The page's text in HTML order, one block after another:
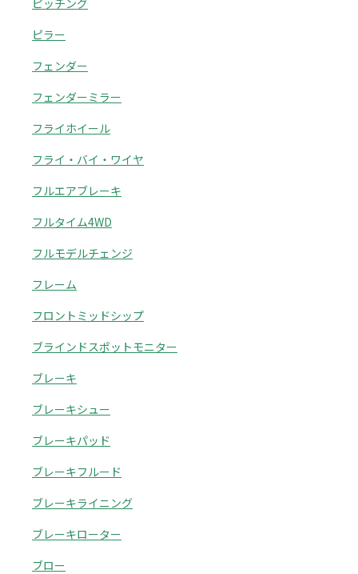
ピッチング
ピラー
フェンダー
フェンダーミラー
フライホイール
フライ・バイ・ワイヤ
フルエアブレーキ
フルタイム4WD
フルモデルチェンジ
フレーム
フロントミッドシップ
ブラインドスポットモニター
ブレーキ
ブレーキシュー
ブレーキパッド
ブレーキフルード
ブレーキライニング
ブレーキローター
ブロー